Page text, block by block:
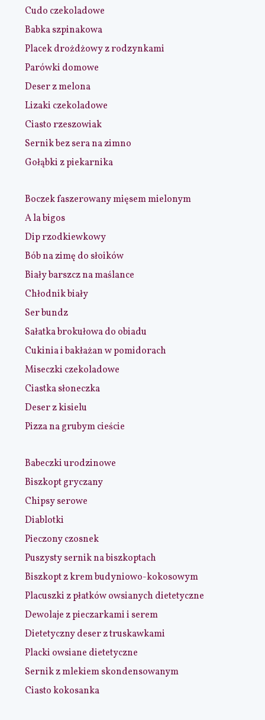
Cudo czekoladowe
Babka szpinakowa
Placek drożdżowy z rodzynkami
Parówki domowe
Deser z melona
Lizaki czekoladowe
Ciasto rzeszowiak
Sernik bez sera na zimno
Gołąbki z piekarnika
Boczek faszerowany mięsem mielonym
A la bigos
Dip rzodkiewkowy
Bób na zimę do słoików
Biały barszcz na maślance
Chłodnik biały
Ser bundz
Sałatka brokułowa do obiadu
Cukinia i bakłażan w pomidorach
Miseczki czekoladowe
Ciastka słoneczka
Deser z kisielu
Pizza na grubym cieście
Babeczki urodzinowe
Biszkopt gryczany
Chipsy serowe
Diablotki
Pieczony czosnek
Puszysty sernik na biszkoptach
Biszkopt z krem budyniowo-kokosowym
Placuszki z płatków owsianych dietetyczne
Dewolaje z pieczarkami i serem
Dietetyczny deser z truskawkami
Placki owsiane dietetyczne
Sernik z mlekiem skondensowanym
Ciasto kokosanka